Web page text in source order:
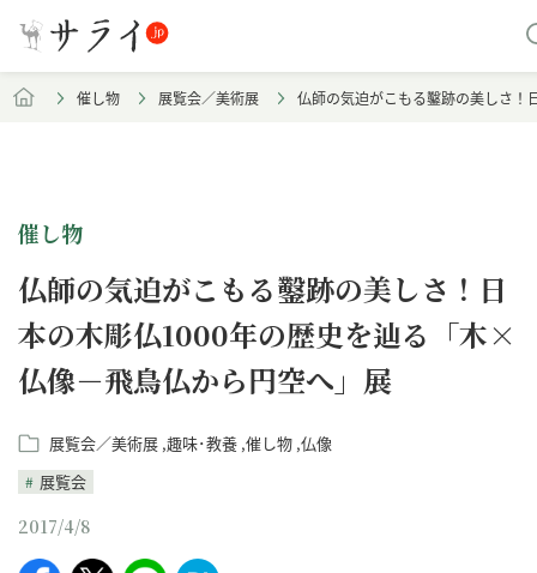
催し物 展覧会／美術展 仏師の気迫がこもる鑿跡の美しさ
催し物
仏師の気迫がこもる鑿跡の美しさ！日
本の木彫仏1000年の歴史を辿る「木×
仏像－飛鳥仏から円空へ」展
展覧会／美術展 趣味･教養 催し物 仏像
展覧会
2017/4/8